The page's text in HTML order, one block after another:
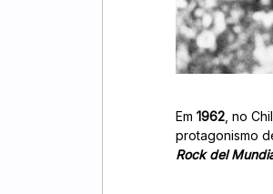
Em 1962 , no
protagonismo
Rock del